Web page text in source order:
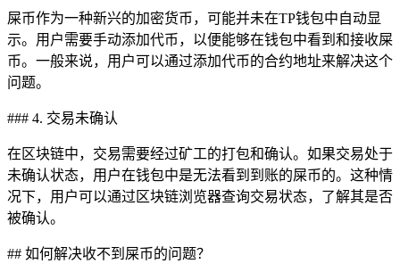
屎币作为一种新兴的加密货币，可能并未在TP钱包中自动显
示。用户需要手动添加代币，以便能够在钱包中看到和接收屎
币。一般来说，用户可以通过添加代币的合约地址来解决这个
问题。
### 4. 交易未确认
在区块链中，交易需要经过矿工的打包和确认。如果交易处于
未确认状态，用户在钱包中是无法看到到账的屎币的。这种情
况下，用户可以通过区块链浏览器查询交易状态，了解其是否
被确认。
## 如何解决收不到屎币的问题？